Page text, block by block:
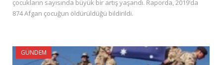
çocukların sayısında büyük bir artış yaşandı. Raporda, 2019’da
874 Afgan çocuğun öldürüldüğü bildirildi.
GÜNDEM